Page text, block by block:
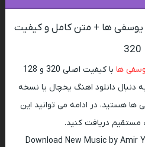
یوسفی ها + متن کامل و کیفیت
320
ها
با کیفیت اصلی 320 و 128
دنبال دانلود اهنگ یخچال یا نسخه
هستید، در ادامه می توانید این
مستقیم دریافت کنید.
Download New Music by Amir